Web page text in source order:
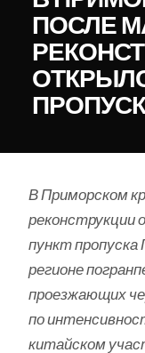
ПОСЛЕ
В Приморском
пункт
регионе
проезжающих
по
китайском